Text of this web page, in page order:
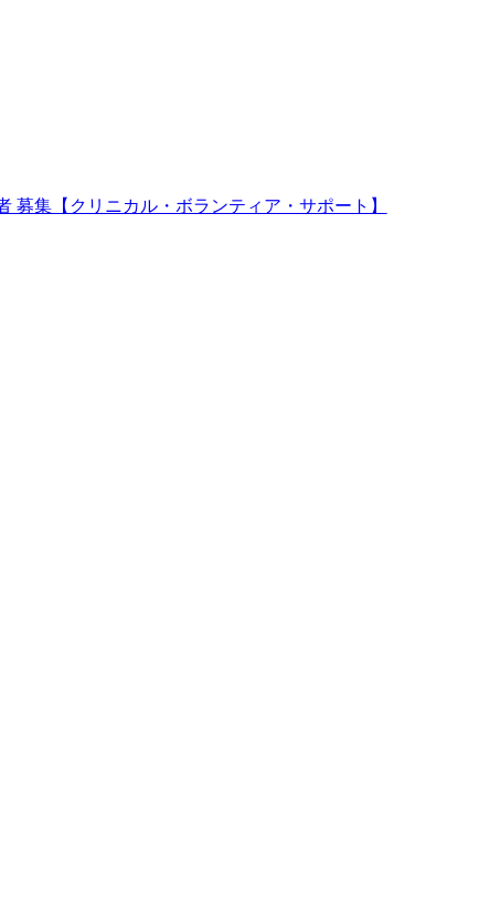
募集【クリニカル・ボランティア・サポート】